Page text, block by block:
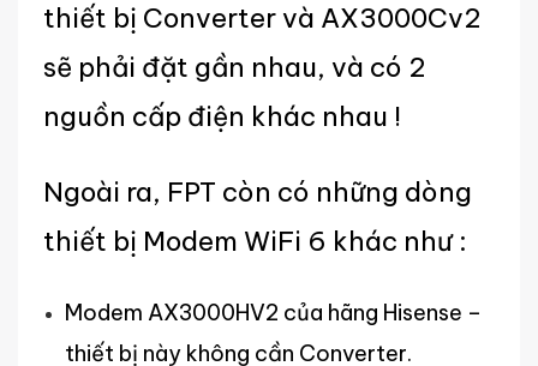
thiết bị Converter và AX3000Cv2
sẽ phải đặt gần nhau, và có 2
nguồn cấp điện khác nhau !
Ngoài ra, FPT còn có những dòng
thiết bị Modem WiFi 6 khác như :
Modem AX3000HV2 của hãng Hisense –
thiết bị này không cần Converter.